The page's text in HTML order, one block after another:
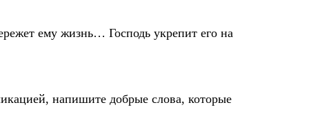
ему жизнь… Господь укрепит его на
напишите добрые слова, которые